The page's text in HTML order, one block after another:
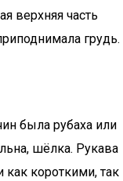
верхняя часть
грудь.
была рубаха или
шёлка. Рукава
короткими, так